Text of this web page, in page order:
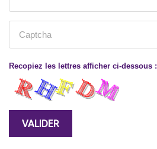
Recopiez les lettres afficher ci-dessous :